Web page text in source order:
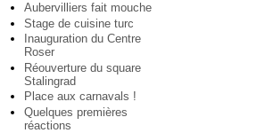
Aubervilliers fait mouche
Stage de cuisine turc
Inauguration du Centre
Roser
Réouverture du square
Stalingrad
Place aux carnavals !
Quelques premières
réactions